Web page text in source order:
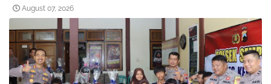
August 07, 2026